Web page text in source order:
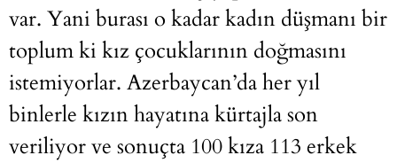
var. Yani burası o kadar kadın düşmanı bir
toplum ki kız çocuklarının doğmasını
istemiyorlar. Azerbaycan’da her yıl
binlerle kızın hayatına kürtajla son
veriliyor ve sonuçta 100 kıza 113 erkek